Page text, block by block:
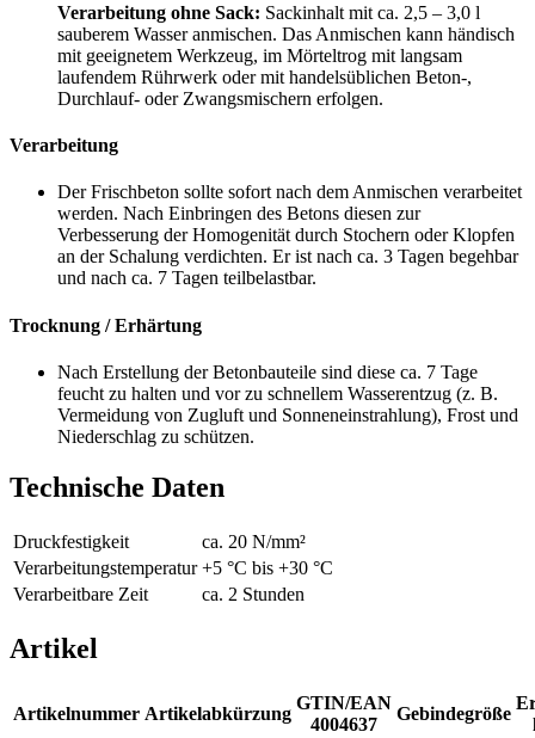
Verarbeitung ohne Sack: Sackinhalt mit ca. 2,5 – 3,0 l
sauberem Wasser anmischen. Das Anmischen kann händisch
mit geeignetem Werkzeug, im Mörteltrog mit langsam
laufendem Rührwerk oder mit handelsüblichen Beton-,
Durchlauf- oder Zwangsmischern erfolgen.
Verarbeitung
Der Frischbeton sollte sofort nach dem Anmischen verarbeitet
werden. Nach Einbringen des Betons diesen zur
Verbesserung der Homogenität durch Stochern oder Klopfen
an der Schalung verdichten. Er ist nach ca. 3 Tagen begehbar
und nach ca. 7 Tagen teilbelastbar.
Trocknung / Erhärtung
Nach Erstellung der Betonbauteile sind diese ca. 7 Tage
feucht zu halten und vor zu schnellem Wasserentzug (z. B.
Vermeidung von Zugluft und Sonneneinstrahlung), Frost und
Niederschlag zu schützen.
Technische Daten
Druckfestigkeit
ca. 20 N/mm²
Verarbeitungstemperatur +5 °C bis +30 °C
Verarbeitbare Zeit
ca. 2 Stunden
Artikel
Artikelnummer Artikelabkürzung
GTIN/EAN
4004637
Gebindegröße